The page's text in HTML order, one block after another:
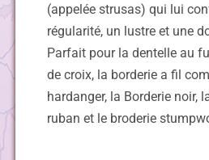
(appelée strusas) qui lui
régularité, un lustre et une
Parfait pour la dentelle au
de croix, la borderie a fil
hardanger, la Borderie noir,
ruban et le broderie